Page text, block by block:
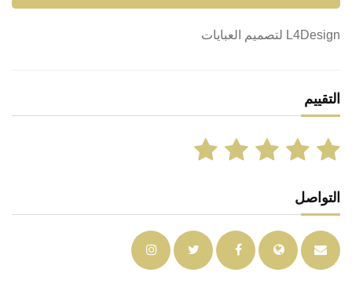
L4Design لتصميم العبايات
التقييم
التواصل